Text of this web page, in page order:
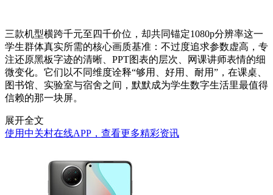
三款机型横跨千元至四千价位，却共同锚定1080p分辨率这一
学生群体真实所需的核心画质基准：不过度追求参数虚高，专
注还原黑板字迹的清晰、PPT图表的层次、网课讲师表情的细
微变化。它们以不同维度诠释“够用、好用、耐用”，在课桌、
图书馆、实验室与宿舍之间，默默成为学生数字生活里最值得
信赖的那一块屏。
展开全文
使用中关村在线APP，查看更多精彩资讯